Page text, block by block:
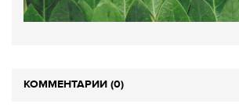
КОММЕНТАРИИ (0)